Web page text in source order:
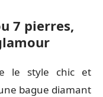
7 pierres,
le style chic et
bague diamant